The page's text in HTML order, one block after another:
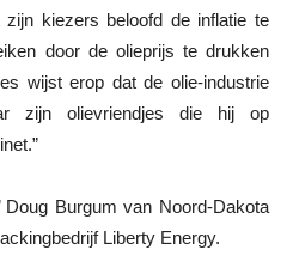
zijn kiezers beloofd de inflatie te
door de olieprijs te drukken
wijst erop dat de olie-industrie
zijn olievriendjes die hij op
Doug Burgum van Noord-Dakota
Liberty Energy.